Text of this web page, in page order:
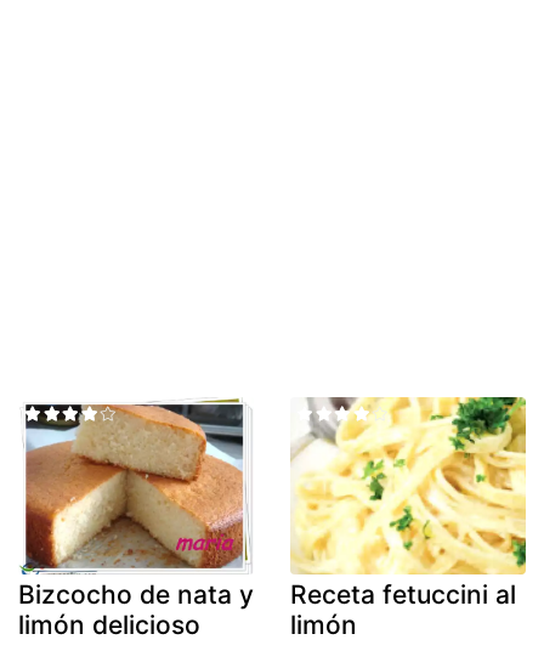
Bizcocho de nata y
limón delicioso
Receta fetuccini al
limón